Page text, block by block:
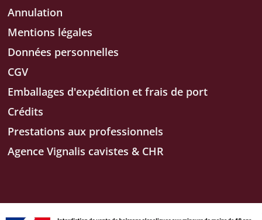
Annulation
Mentions légales
Données personnelles
CGV
Emballages d'expédition et frais de port
Crédits
Prestations aux professionnels
Agence Vignalis cavistes & CHR